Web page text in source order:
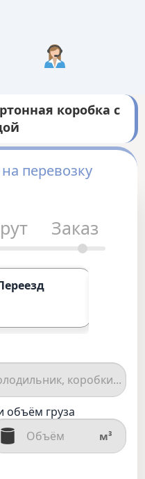
коробка с
перевозку
Заказ
объём груза
м³